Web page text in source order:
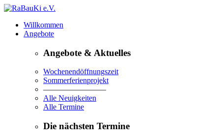
Willkommen
Angebote
Angebote & Aktuelles
Wochenendöffnungszeit
Sommerferienprojekt
————————
Alle Neuigkeiten
Alle Termine
Die nächsten Termine